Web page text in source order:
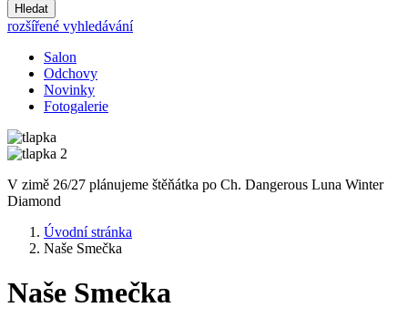
Hledat
rozšířené vyhledávání
Salon
Odchovy
Novinky
Fotogalerie
V zimě 26/27 plánujeme štěňátka po Ch. Dangerous Luna Winter
Diamond
Úvodní stránka
Naše Smečka
Naše Smečka